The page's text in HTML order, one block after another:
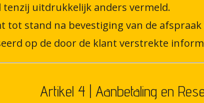
uitdrukkelijk anders vermeld.
tot stand na bevestiging van de
op de door de klant verstrekte
Artikel 4 | Aanbetaling en